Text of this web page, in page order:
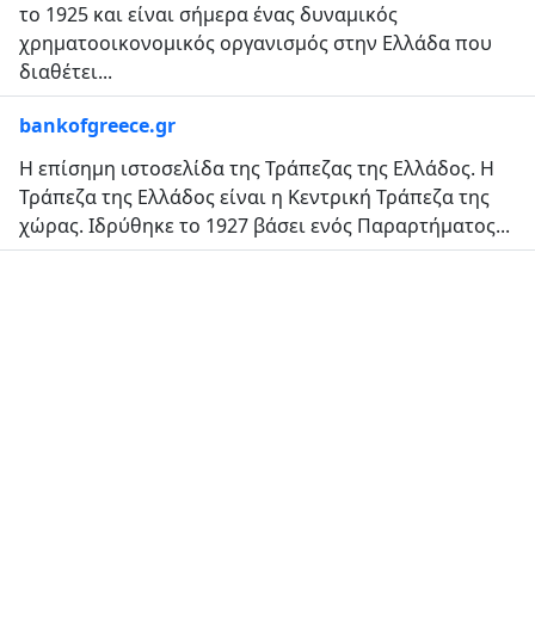
το 1925 και είναι σήμερα ένας δυναμικός
χρηματοοικονομικός οργανισμός στην Ελλάδα που
διαθέτει...
bankofgreece.gr
Η επίσημη ιστοσελίδα της Τράπεζας της Ελλάδος. Η
Τράπεζα της Ελλάδος είναι η Κεντρική Τράπεζα της
χώρας. Ιδρύθηκε το 1927 βάσει ενός Παραρτήματος...